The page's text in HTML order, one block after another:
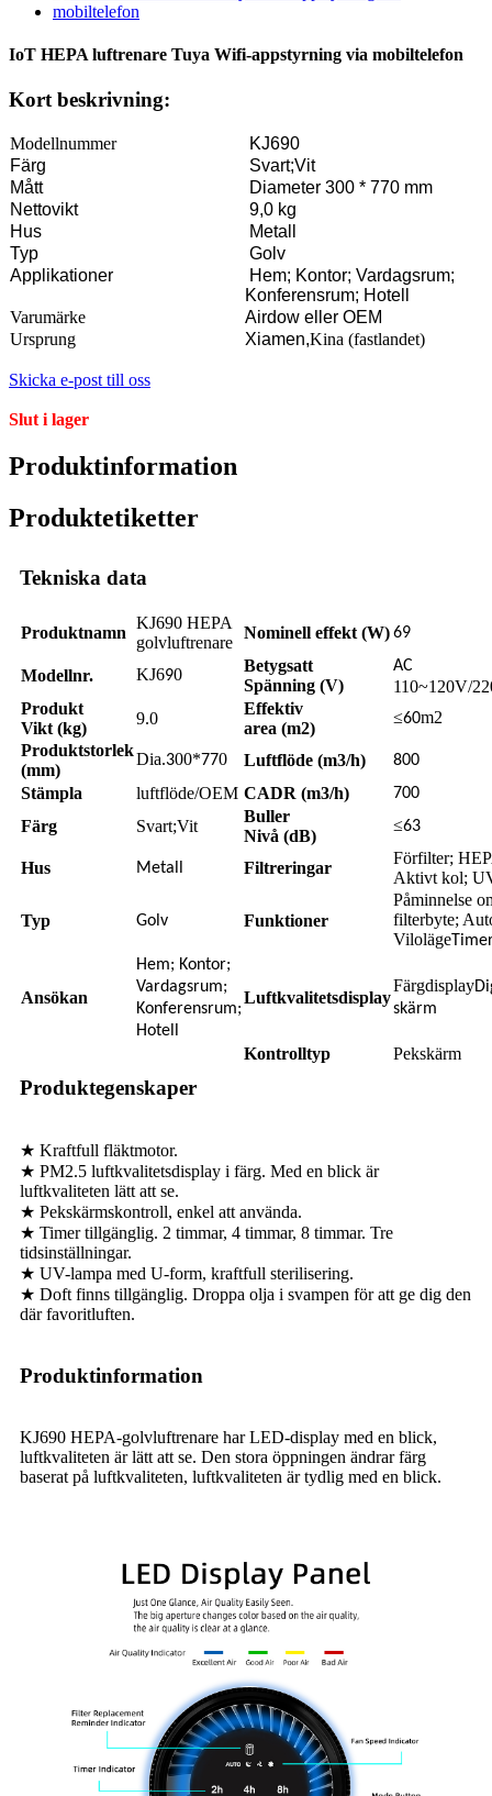
IoT HEPA luftrenare Tuya Wifi-appstyrning via mobiltelefon
Kort beskrivning:
Modellnummer
KJ690
Färg
Svart;Vit
Mått
Diameter 300 * 770 mm
Nettovikt
9,0 kg
Hus
Metall
Typ
Golv
Applikationer
Hem; Kontor; Vardagsrum;
Konferensrum; Hotell
Varumärke
Airdow eller OEM
Ursprung
Xiamen,Kina (fastlandet)
Skicka e-post till oss
Slut i lager
Produktinformation
Produktetiketter
Tekniska data
Produktnamn
KJ690 HEPA
golvluftrenare
Nominell effekt (W)69
Modellnr. KJ690
Betygsatt
Spänning (V)
AC
110~120V/
Produkt
Vikt (kg)
9.0
Effektiv
area (m2)
≤60m2
Produktstorlek
(mm)
Dia.300*770 Luftflöde (m3/h) 800
Stämpla luftflöde/OEM CADR (m3/h) 700
Färg Svart;Vit
Buller
Nivå (dB)
≤63
Hus Metall Filtreringar
Förfilter;
Aktivt kol;
Typ Golv Funktioner
Påminnelse
filterbyte;
Viloläge
Ansökan
Hem; Kontor;
Vardagsrum;
Konferensrum;
Hotell
Luftkvalitetsdisplay
Färgdisplay
skärm
Kontrolltyp Pekskärm
Produktegenskaper
★ Kraftfull fläktmotor.
★ PM2.5 luftkvalitetsdisplay i färg. Med en blick är
luftkvaliteten lätt att se.
★ Pekskärmskontroll, enkel att använda.
★ Timer tillgänglig. 2 timmar, 4 timmar, 8 timmar. Tre
tidsinställningar.
★ UV-lampa med U-form, kraftfull sterilisering.
★ Doft finns tillgänglig. Droppa olja i svampen för att ge dig den
där favoritluften.
Produktinformation
KJ690 HEPA-golvluftrenare har LED-display med en blick,
luftkvaliteten är lätt att se. Den stora öppningen ändrar färg
baserat på luftkvaliteten, luftkvaliteten är tydlig med en blick.